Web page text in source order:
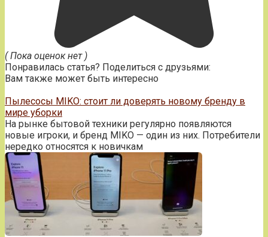
( Пока оценок нет )
Понравилась статья? Поделиться с друзьями:
Вам также может быть интересно
Пылесосы MIKO: стоит ли доверять новому бренду в
мире уборки
На рынке бытовой техники регулярно появляются
новые игроки, и бренд MIKO — один из них. Потребители
нередко относятся к новичкам